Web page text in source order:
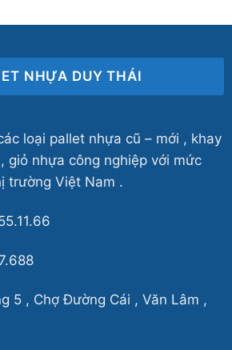
NHỰA DUY THÁI
loại pallet nhựa cũ – mới , khay
giỏ nhựa công nghiệp với mức
trường Việt Nam .
5 , Chợ Đường Cái , Văn Lâm ,